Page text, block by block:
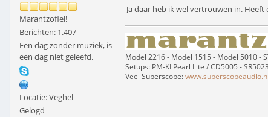
Marantzofiel!
Berichten: 1.407
Een dag zonder muziek, is
een dag niet geleefd.
Locatie: Veghel
Gelogd
Ja daar heb ik wel vertrouwen in.
Model 2216 - Model 1515 - Model 5010 -
Setups: PM-KI Pearl Lite / CD5005 - SR5023
Veel Superscope:www.superscopeaudio.nl